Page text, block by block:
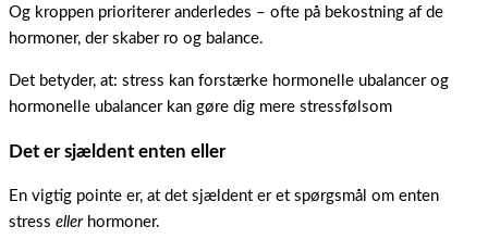
Og kroppen prioriterer anderledes – ofte på bekostning af de
hormoner, der skaber ro og balance.
Det betyder, at: stress kan forstærke hormonelle ubalancer og
hormonelle ubalancer kan gøre dig mere stressfølsom
Det er sjældent enten eller
En vigtig pointe er, at det sjældent er et spørgsmål om enten
stress ellerhormoner.